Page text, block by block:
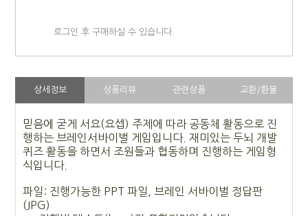
로그인 후 구매하실 수 있습니다.
상세정보 상품리뷰 관련상품 교환/환불
믿음에 굳게 서요(요셉) 주제에 따라 공동체 활동으로 진
행하는 브레인서바이벌 게임입니다. 재미있는 두뇌 개발
퀴즈 활동을 하면서 조원들과 협동하며 진행하는 게임형
식입니다.
파일: 진행가능한 PPT 파일, 브레인 서바이벌 정답판
(JPG)